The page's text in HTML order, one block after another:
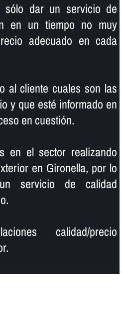
sólo dar un servicio de
en un tiempo no muy
adecuado en cada
al cliente cuales son las
y que esté informado en
en cuestión.
en el sector realizando
en Gironella, por lo
servicio de calidad
calidad/precio